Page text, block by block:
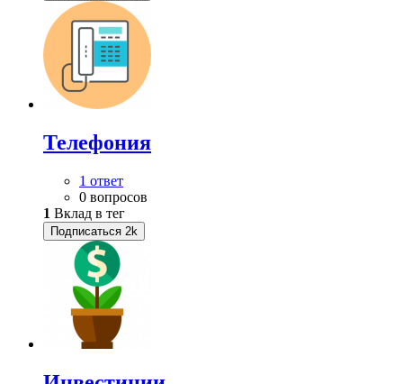
Телефония
1 ответ
0 вопросов
1 Вклад в тег
Подписаться 2k